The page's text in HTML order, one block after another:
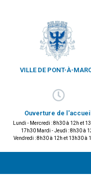
VILLE DE PONT-À-
Ouverture de l'accueil
Lundi - Mercredi : 8h30 à 12h et
17h30 Mardi - Jeudi : 8h30 à
Vendredi : 8h30 à 12h et 13h30 à